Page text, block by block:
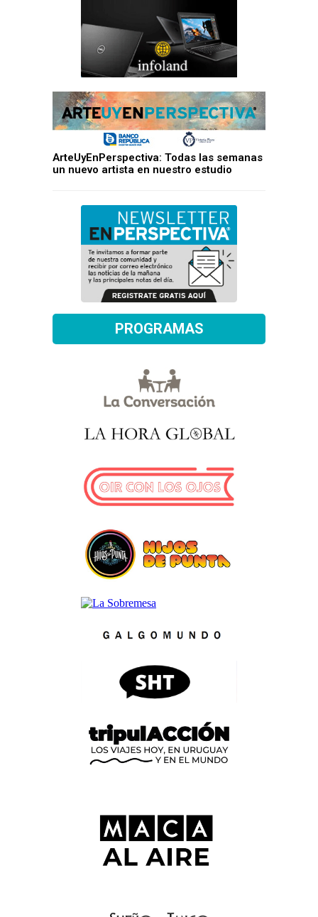
ArteUyEnPerspectiva: Todas las semanas
un nuevo artista en nuestro estudio
PROGRAMAS